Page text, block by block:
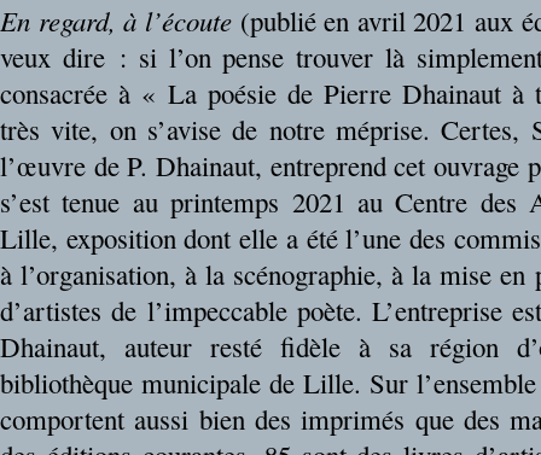
En regard, à l’écoute(publié en avril 2021 aux
veux dire : si l’on pense trouver là
consacrée à « La poésie de Pierre Dhainaut à
très vite, on s’avise de notre méprise. Certes,
l’œuvre de P. Dhainaut, entreprend cet ouvrage
s’est tenue au printemps 2021 au Centre
Lille, exposition dont elle a été l’une des
à l’organisation, à la scénographie, à la mise
d’artistes de l’impeccable poète. L’entreprise
Dhainaut, auteur resté fidèle à sa région
bibliothèque municipale de Lille. Sur
comportent aussi bien des imprimés que des